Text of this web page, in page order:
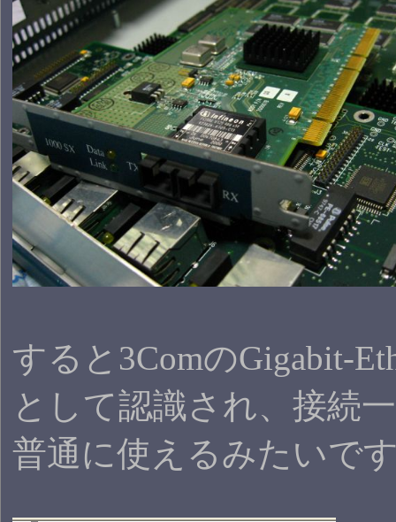
すると3ComのGigabit-
として認識され、接続
普通に使えるみたいで